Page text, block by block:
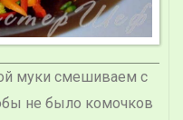
муки смешиваем с
не было комочков